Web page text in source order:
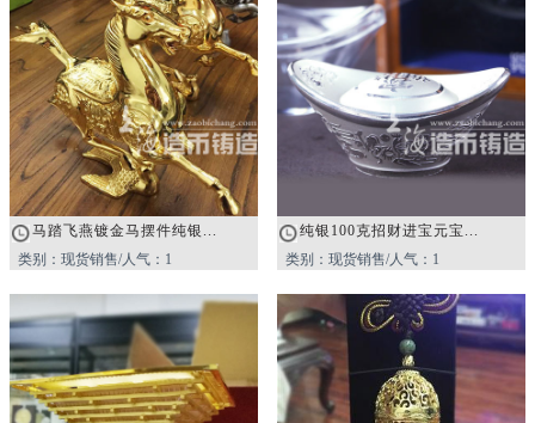
马踏飞燕镀金马摆件纯银...
类别：现货销售/人气：1
纯银100克招财进宝元宝...
类别：现货销售/人气：1